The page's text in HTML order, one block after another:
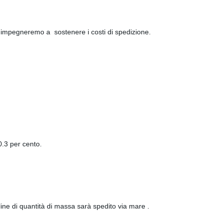
a sostenere i costi di spedizione.
per cento.
di quantità di massa sarà spedito via mare .